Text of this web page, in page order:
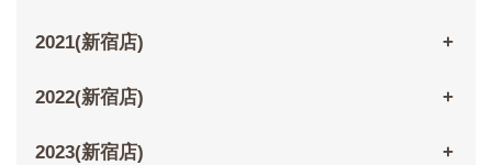
2021(新宿店)
2022(新宿店)
2023(新宿店)